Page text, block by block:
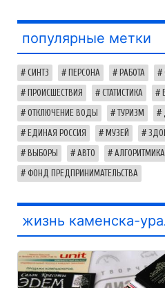
популярные метки
СИНТЗ ПЕРСОНА РАБОТА
ПРОИСШЕСТВИЯ СТАТИСТИКА
ОТКЛЮЧЕНИЕ ВОДЫ ТУРИЗМ
ЕДИНАЯ РОССИЯ МУЗЕЙ
ВЫБОРЫ АВТО АЛГОРИТМИКА
ФОНД ПРЕДПРИНИМАТЕЛЬСТВА
жизнь каменска-